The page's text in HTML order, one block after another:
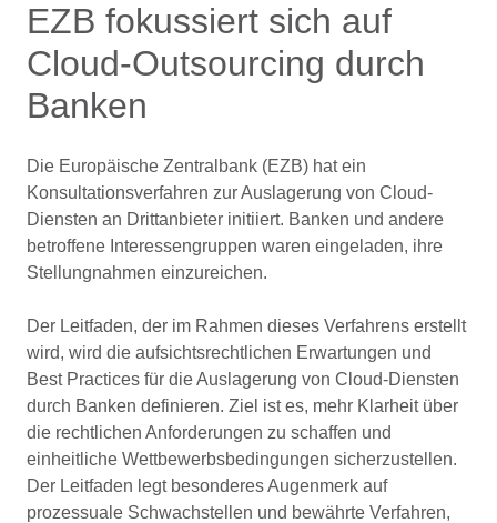
EZB fokussiert sich auf
Cloud-Outsourcing durch
Banken
Die Europäische Zentralbank (EZB) hat ein
Konsultationsverfahren zur Auslagerung von Cloud-
Diensten an Drittanbieter initiiert. Banken und andere
betroffene Interessengruppen waren eingeladen, ihre
Stellungnahmen einzureichen.
Der Leitfaden, der im Rahmen dieses Verfahrens erstellt
wird, wird die aufsichtsrechtlichen Erwartungen und
Best Practices für die Auslagerung von Cloud-Diensten
durch Banken definieren. Ziel ist es, mehr Klarheit über
die rechtlichen Anforderungen zu schaffen und
einheitliche Wettbewerbsbedingungen sicherzustellen.
Der Leitfaden legt besonderes Augenmerk auf
prozessuale Schwachstellen und bewährte Verfahren,